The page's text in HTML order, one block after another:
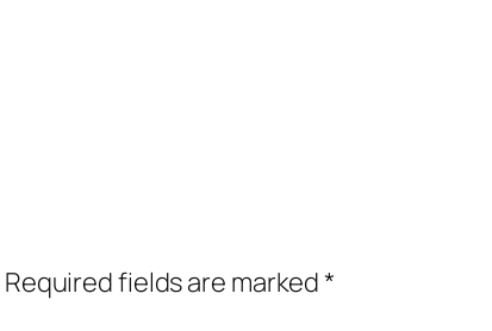
Required fields are marked*